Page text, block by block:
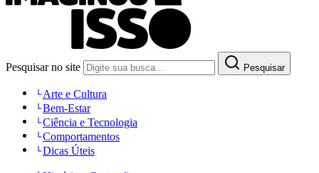
Pesquisar no site Pesquisar
Arte e Cultura
Bem-Estar
Ciência e Tecnologia
Comportamentos
Dicas Úteis